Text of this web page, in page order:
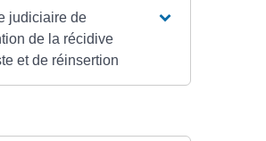
judiciaire de
de la récidive
et de réinsertion